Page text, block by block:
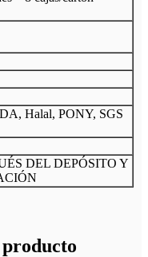
Halal, PONY, SGS
DEL DEPÓSITO Y